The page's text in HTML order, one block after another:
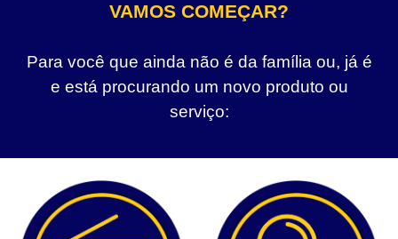
VAMOS COMEÇAR?
Para você que ainda não é da família ou, já é
e está procurando um novo produto ou
serviço: